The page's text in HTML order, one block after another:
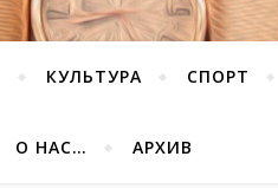
КУЛЬТУРА СПОРТ
О НАС… АРХИВ